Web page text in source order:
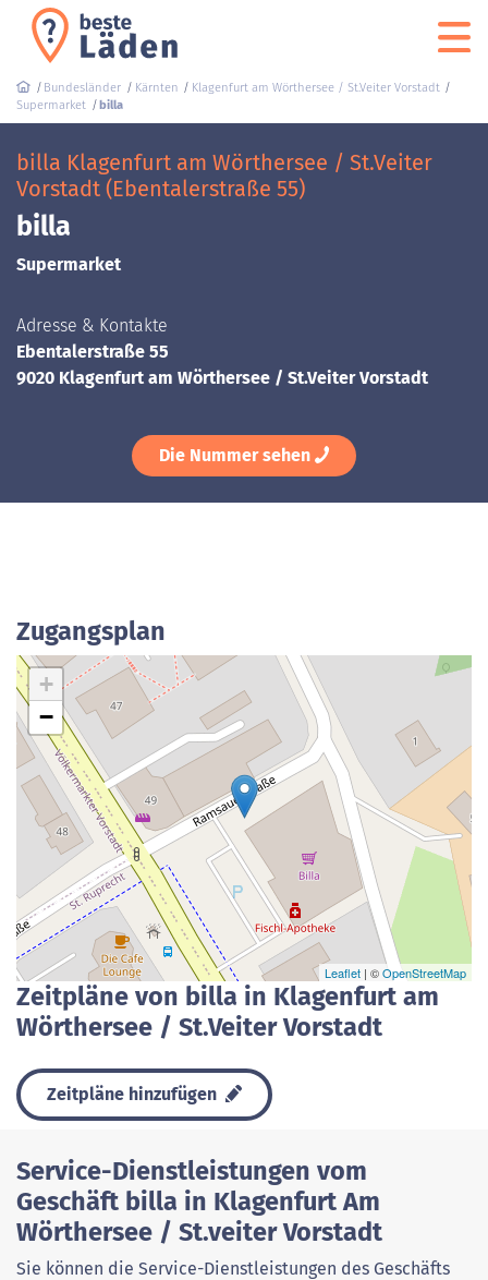
Bundesländer Kärnten
Klagenfurt am Wörthersee / St.Veiter Vorstadt
Supermarket
billa
billa Klagenfurt am Wörthersee / St.Veiter
Vorstadt (Ebentalerstraße 55)
billa
Supermarket
Adresse & Kontakte
Ebentalerstraße 55
9020 Klagenfurt am Wörthersee / St.Veiter Vorstadt
Die Nummer sehen
Zugangsplan
+
−
Leaflet | ©OpenStreetMap
Zeitpläne von billa in Klagenfurt am
Wörthersee / St.Veiter Vorstadt
Zeitpläne hinzufügen
Service-Dienstleistungen vom
Geschäft billa in Klagenfurt Am
Wörthersee / St.veiter Vorstadt
Sie können die Service-Dienstleistungen des Geschäfts